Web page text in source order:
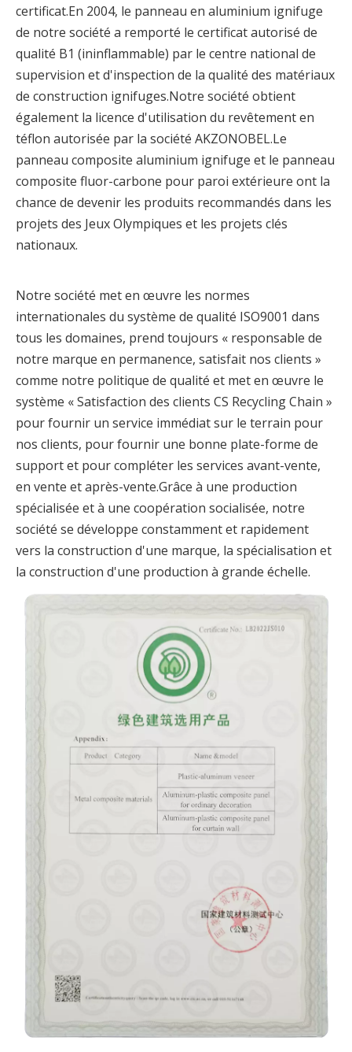
certificat.En 2004, le panneau en aluminium ignifuge
de notre société a remporté le certificat autorisé de
qualité B1 (ininflammable) par le centre national de
supervision et d'inspection de la qualité des matériaux
de construction ignifuges.Notre société obtient
également la licence d'utilisation du revêtement en
téflon autorisée par la société AKZONOBEL.Le
panneau composite aluminium ignifuge et le panneau
composite fluor-carbone pour paroi extérieure ont la
chance de devenir les produits recommandés dans les
projets des Jeux Olympiques et les projets clés
nationaux.
Notre société met en œuvre les normes
internationales du système de qualité ISO9001 dans
tous les domaines, prend toujours « responsable de
notre marque en permanence, satisfait nos clients »
comme notre politique de qualité et met en œuvre le
système « Satisfaction des clients CS Recycling Chain »
pour fournir un service immédiat sur le terrain pour
nos clients, pour fournir une bonne plate-forme de
support et pour compléter les services avant-vente,
en vente et après-vente.Grâce à une production
spécialisée et à une coopération socialisée, notre
société se développe constamment et rapidement
vers la construction d'une marque, la spécialisation et
la construction d'une production à grande échelle.